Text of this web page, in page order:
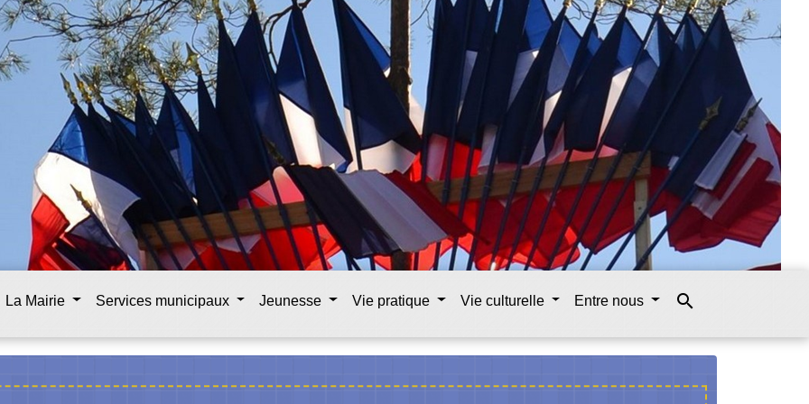
La Mairie Services municipaux Jeunesse Vie pratique Vie culturelle Entre nous search